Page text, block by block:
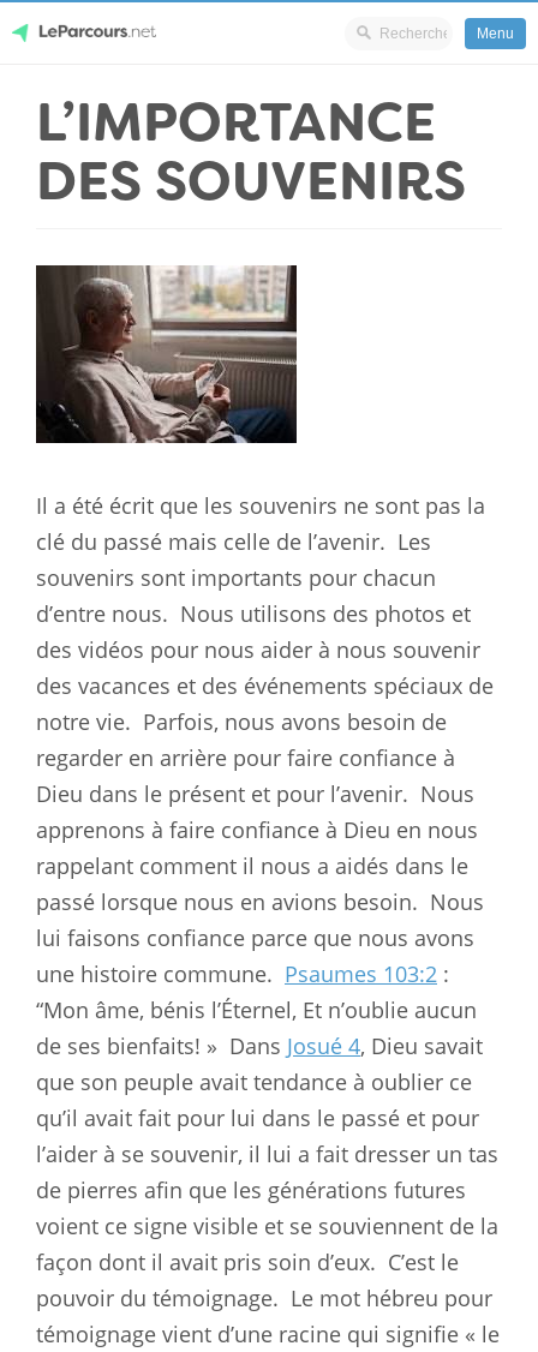
content
LeParcours.net
Menu
L’IMPORTANCE
DES SOUVENIRS
Il a été écrit que les souvenirs ne sont pas la
clé du passé mais celle de l’avenir. Les
souvenirs sont importants pour chacun
d’entre nous. Nous utilisons des photos et
des vidéos pour nous aider à nous souvenir
des vacances et des événements spéciaux de
notre vie. Parfois, nous avons besoin de
regarder en arrière pour faire confiance à
Dieu dans le présent et pour l’avenir. Nous
apprenons à faire confiance à Dieu en nous
rappelant comment il nous a aidés dans le
passé lorsque nous en avions besoin. Nous
lui faisons confiance parce que nous avons
une histoire commune. Psaumes 103:2 :
“Mon âme, bénis l’Éternel, Et n’oublie aucun
de ses bienfaits! » Dans Josué 4, Dieu savait
que son peuple avait tendance à oublier ce
qu’il avait fait pour lui dans le passé et pour
l’aider à se souvenir, il lui a fait dresser un tas
de pierres afin que les générations futures
voient ce signe visible et se souviennent de la
façon dont il avait pris soin d’eux. C’est le
pouvoir du témoignage. Le mot hébreu pour
témoignage vient d’une racine qui signifie « le